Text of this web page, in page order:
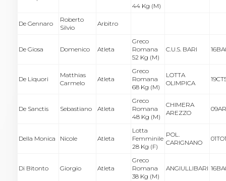
44 Kg (M)
De Gennaro
Roberto
Silvio
Arbitro
De Giosa Domenico Atleta
Greco
Romana
52 Kg (M)
C.U.S. BARI
De Liquori
Matthias
Carmelo
Atleta
Greco
Romana
68 Kg (M)
LOTTA
OLIMPICA
De Sanctis Sebastiano Atleta
Greco
Romana
48 Kg (M)
CHIMERA
AREZZO
Della Monica Nicole Atleta
Lotta
Femminile
28 Kg (F)
POL.
CARIGNANO
Di Bitonto Giorgio Atleta
Greco
Romana
38 Kg (M)
ANGIULLIBARI